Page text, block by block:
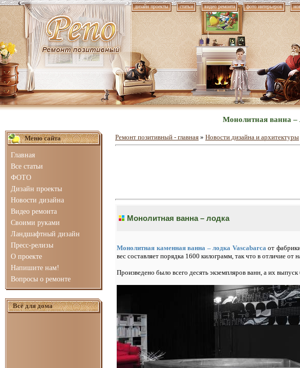
дизайн проекты статьи видео ремонта фото интерьеров
Монолитная ванна –
Меню сайта
Главная
Все статьи
ФОТО
Дизайн проекты
Новости дизайна
Видео ремонта
Своими руками
Ландшафтный дизайн
Пресс-релизы
О проекте
Напишите нам!
Вопросы о ремонте
Всё для дома
Ремонт позитивный - главная » Новости дизайна и архитектуры
Монолитная ванна – лодка
Монолитная каменная ванна – лодка Vascabarca от
вес составляет порядка 1600 килограмм, так что в отличие
Произведено было всего десять экземпляров ванн, а их